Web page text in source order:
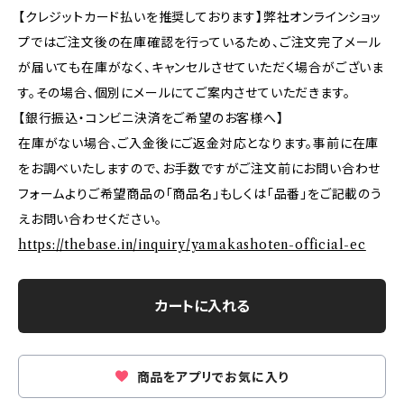
【クレジットカード払いを推奨しております】弊社オンラインショッ
プではご注文後の在庫確認を行っているため、ご注文完了メール
が届いても在庫がなく、キャンセルさせていただく場合がございま
す。その場合、個別にメールにてご案内させていただきます。
【銀行振込・コンビニ決済をご希望のお客様へ】
在庫がない場合、ご入金後にご返金対応となります。事前に在庫
をお調べいたしますので、お手数ですがご注文前にお問い合わせ
フォームよりご希望商品の「商品名」もしくは「品番」をご記載のう
えお問い合わせください。
https://thebase.in/inquiry/yamakashoten-official-ec
カートに入れる
商品をアプリでお気に入り